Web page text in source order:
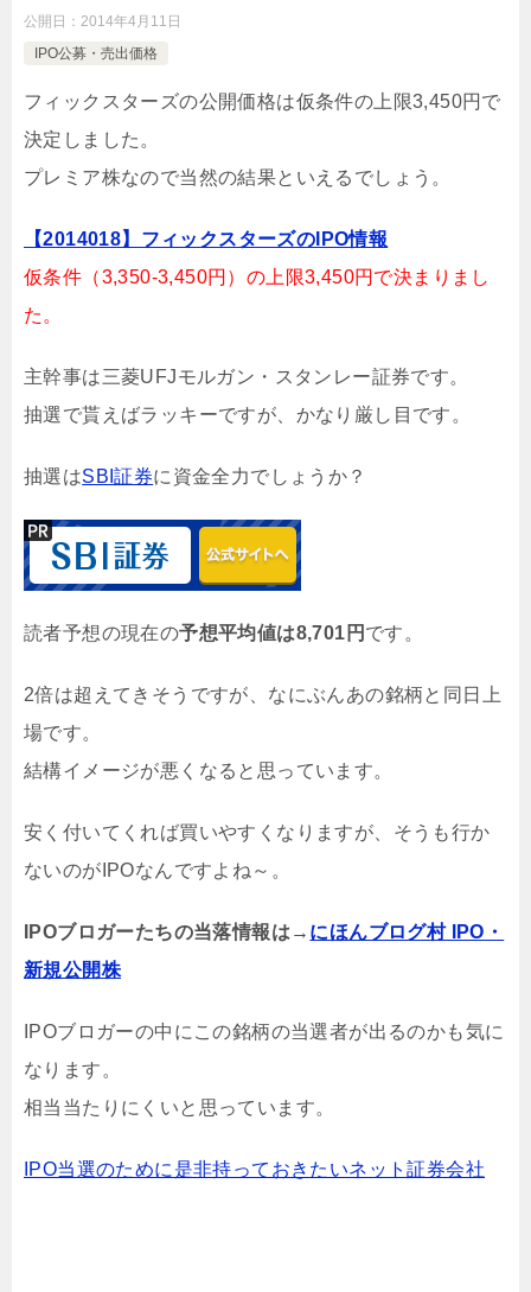
公開日： 2014年4月11日
IPO公募・売出価格
フィックスターズの公開価格は仮条件の上限3,450円で
決定しました。
プレミア株なので当然の結果といえるでしょう。
【2014018】フィックスターズのIPO情報
仮条件（3,350-3,450円）の上限3,450円で決まりまし
た。
主幹事は三菱UFJモルガン・スタンレー証券です。
抽選で貰えばラッキーですが、かなり厳し目です。
抽選はSBI証券に資金全力でしょうか？
読者予想の現在の予想平均値は8,701円 です。
2倍は超えてきそうですが、なにぶんあの銘柄と同日上
場です。
結構イメージが悪くなると思っています。
安く付いてくれば買いやすくなりますが、そうも行か
ないのがIPOなんですよね～。
IPOブロガーたちの当落情報は→ にほんブログ村 IPO・
新規公開株
IPOブロガーの中にこの銘柄の当選者が出るのかも気に
なります。
相当当たりにくいと思っています。
IPO当選のために是非持っておきたいネット証券会社